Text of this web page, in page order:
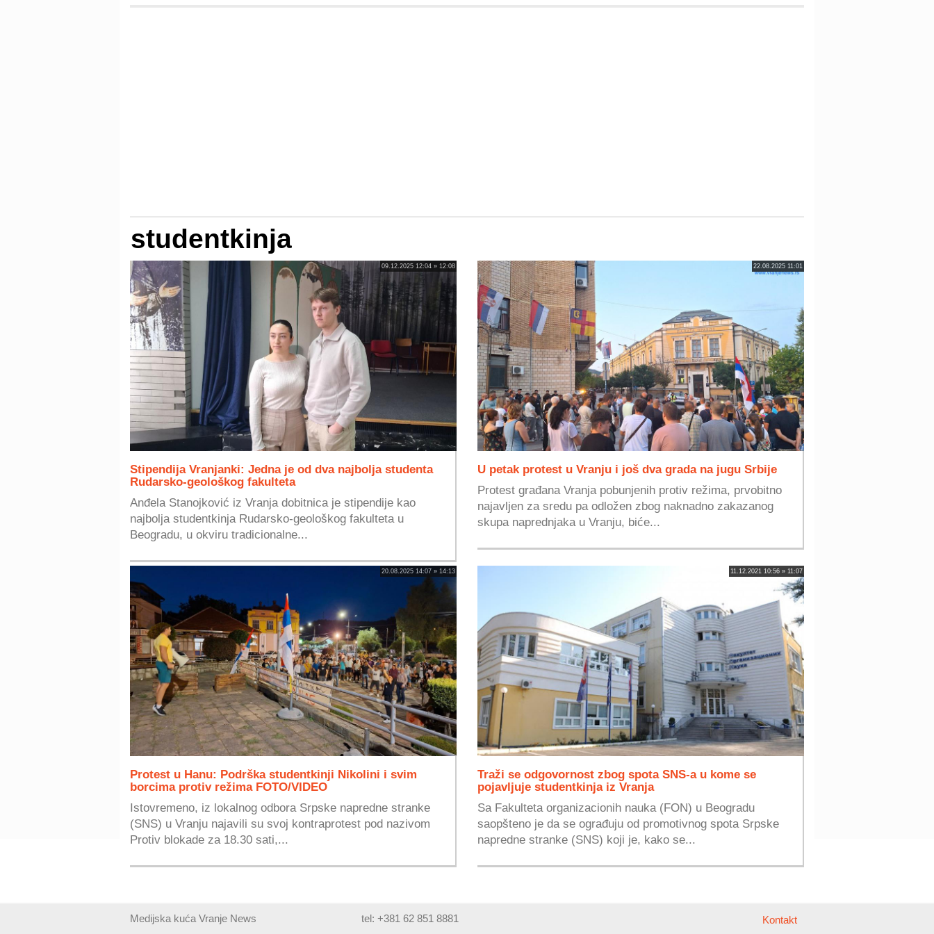
studentkinja
09.12.2025 12:04 » 12:08
Stipendija Vranjanki: Jedna je od dva najbolja studenta
Rudarsko-geološkog fakulteta
Anđela Stanojković iz Vranja dobitnica je stipendije kao
najbolja studentkinja Rudarsko-geološkog fakulteta u
Beogradu, u okviru tradicionalne...
22.08.2025 11:01
U petak protest u Vranju i još dva grada na jugu Srbije
Protest građana Vranja pobunjenih protiv režima, prvobitno
najavljen za sredu pa odložen zbog naknadno zakazanog
skupa naprednjaka u Vranju, biće...
20.08.2025 14:07 » 14:13
Protest u Hanu: Podrška studentkinji Nikolini i svim
borcima protiv režima FOTO/VIDEO
Istovremeno, iz lokalnog odbora Srpske napredne stranke
(SNS) u Vranju najavili su svoj kontraprotest pod nazivom
Protiv blokade za 18.30 sati,...
11.12.2021 10:56 » 11:07
Traži se odgovornost zbog spota SNS-a u kome se
pojavljuje studentkinja iz Vranja
Sa Fakulteta organizacionih nauka (FON) u Beogradu
saopšteno je da se ograđuju od promotivnog spota Srpske
napredne stranke (SNS) koji je, kako se...
Medijska kuća Vranje News tel: +381 62 851 8881 Kontakt